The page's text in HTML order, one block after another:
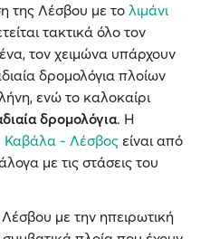
της Λέσβου με το λιμάνι
τακτικά όλο τον
τον χειμώνα υπάρχουν
δρομολόγια πλοίων
ενώ το καλοκαίρι
δρομολόγια. Η
Καβάλα - Λέσβος είναι από
με τις στάσεις του
με την ηπειρωτική